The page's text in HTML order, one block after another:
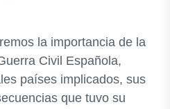
la importancia de la
Civil Española,
países implicados, sus
que tuvo su